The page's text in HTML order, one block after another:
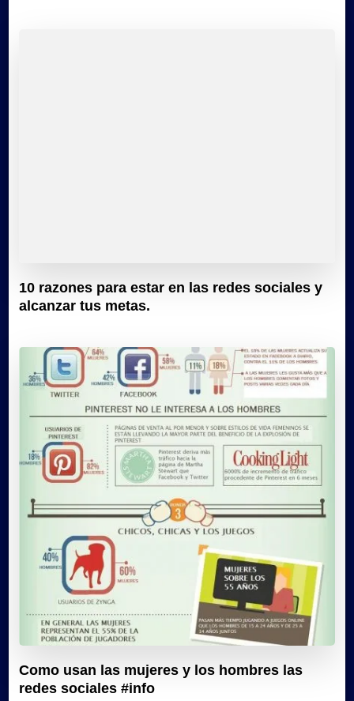
10 razones para estar en las redes sociales y
alcanzar tus metas.
Como usan las mujeres y los hombres las
redes sociales #info